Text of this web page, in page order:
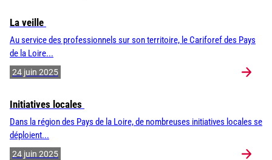
La veille
Au service des professionnels sur son territoire, le Cariforef des Pays
de la Loire...
24 juin 2025
Initiatives locales
Dans la région des Pays de la Loire, de nombreuses initiatives locales se
déploient...
24 juin 2025